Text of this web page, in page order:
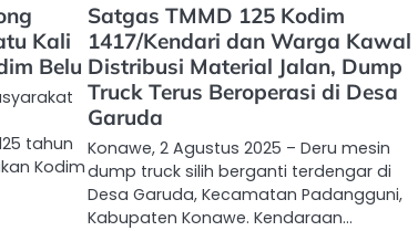
Kali
Belu
tahun
Kodim
Satgas TMMD 125 Kodim
1417/Kendari dan Warga Kawal
Distribusi Material Jalan, Dump
Truck Terus Beroperasi di Desa
Garuda
Konawe, 2 Agustus 2025 – Deru mesin
dump truck silih berganti terdengar di
Desa Garuda, Kecamatan Padangguni,
Kabupaten Konawe. Kendaraan…